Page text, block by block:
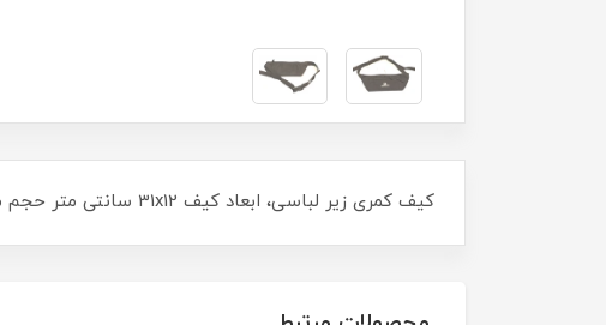
کیف کمری زیر لباسی، ابعاد کیف 31x12 سانتی متر حجم مفید برای پاسپورت و مدارک 21 سانتی متر